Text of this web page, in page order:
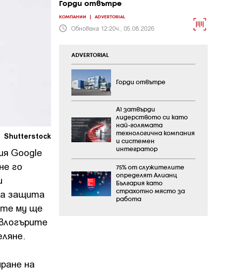
Shutterstock
Google
го
защита
му ще
на
Горди отвътре
КОМПАНИИ ADVERTORIAL
Обновена 12:20ч., 05.08.2026
ADVERTORIAL
Горди отвътре
А1 затвърди
лидерството си като
най-голямата
технологична компания
и системен
интегратор
75% от служителите
определят Алианц
България като
страхотно място за
работа